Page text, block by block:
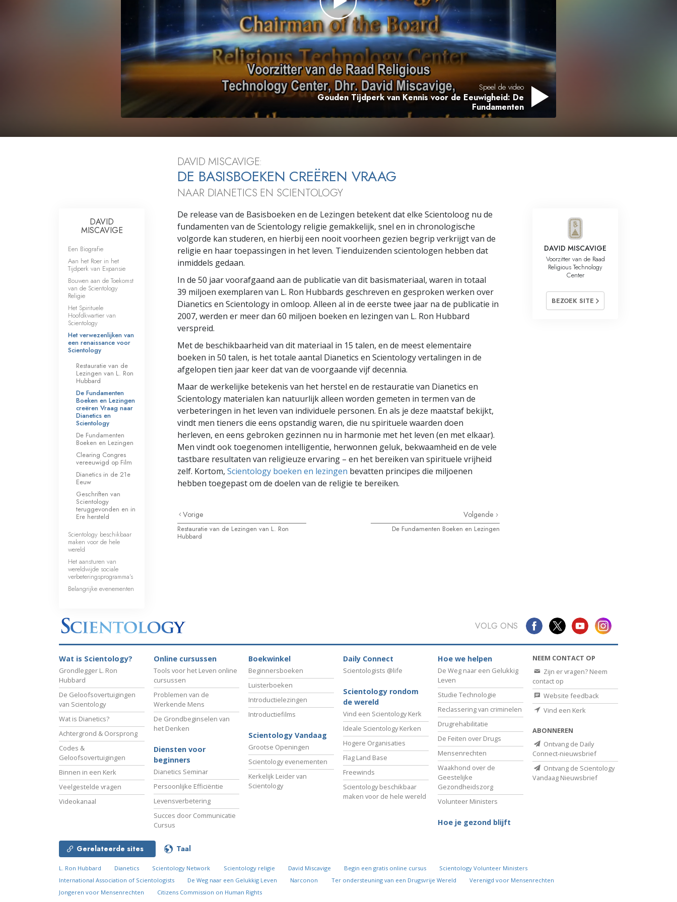
Wat is Grootheid?
Oplossingen voor het Drugsprobleem
Kinderen
Hulpmiddelen bij het Dagelijks Werk
Ethiek en de Condities
De Oorzaak van Onderdrukking
Feitenonderzoek
De Grondbeginselen van Organiseren
Speel de video
Gouden Tijdperk van Kennis voor de Eeuwigheid: De
Fundamenten
DAVID MISCAVIGE:
DE BASISBOEKEN CREËREN VRAAG
NAAR DIANETICS EN SCIENTOLOGY
De release van de Basisboeken en de Lezingen betekent dat elke Scientoloog nu de
fundamenten van de Scientology religie gemakkelijk, snel en in chronologische
volgorde kan studeren, en hierbij een nooit voorheen gezien begrip verkrijgt van de
religie en haar toepassingen in het leven. Tienduizenden scientologen hebben dat
inmiddels gedaan.
In de 50 jaar voorafgaand aan de publicatie van dit basismateriaal, waren in totaal
39 miljoen exemplaren van L. Ron Hubbards geschreven en gesproken werken over
Dianetics en Scientology in omloop. Alleen al in de eerste twee jaar na de publicatie in
2007, werden er meer dan 60 miljoen boeken en lezingen van L. Ron Hubbard
verspreid.
Met de beschikbaarheid van dit materiaal in 15 talen, en de meest elementaire
boeken in 50 talen, is het totale aantal Dianetics en Scientology vertalingen in de
afgelopen tien jaar keer dat van de voorgaande vijf decennia.
Maar de werkelijke betekenis van het herstel en de restauratie van Dianetics en
Scientology materialen kan natuurlijk alleen worden gemeten in termen van de
verbeteringen in het leven van individuele personen. En als je deze maatstaf bekijkt,
vindt men tieners die eens opstandig waren, die nu spirituele waarden doen
herleven, en eens gebroken gezinnen nu in harmonie met het leven (en met elkaar).
Men vindt ook toegenomen intelligentie, herwonnen geluk, bekwaamheid en de vele
tastbare resultaten van religieuze ervaring – en het bereiken van spirituele vrijheid
zelf. Kortom, Scientology boeken en lezingen bevatten principes die miljoenen
hebben toegepast om de doelen van de religie te bereiken.
Vorige
Restauratie van de Lezingen van L. Ron
Hubbard
Volgende
De Fundamenten Boeken en Lezingen
DAVID
MISCAVIGE
Een Biografie
Aan het Roer in het
Tijdperk van Expansie
Bouwen aan de Toekomst
van de Scientology
Religie
Het Spirituele
Hoofdkwartier van
Scientology
Het verwezenlijken van
een renaissance voor
Scientology
Restauratie van de
Lezingen van L. Ron
Hubbard
De Fundamenten
Boeken en Lezingen
creëren Vraag naar
Dianetics en
Scientology
De Fundamenten
Boeken en Lezingen
Clearing Congres
vereeuwigd op Film
Dianetics in de 21e
Eeuw
Geschriften van
Scientology
teruggevonden en in
Ere hersteld
Scientology beschikbaar
maken voor de hele
wereld
Het aansturen van
wereldwijde sociale
verbeteringsprogramma’s
Belangrijke evenementen
DAVID MISCAVIGE
Voorzitter van de Raad
Religious Technology
Center
BEZOEK SITE
VOLG ONS
Wat is Scientology?
Grondlegger L. Ron
Hubbard
De Geloofsovertuigingen
van Scientology
Wat is Dianetics?
Achtergrond & Oorsprong
Codes &
Geloofsovertuigingen
Binnen in een Kerk
Veelgestelde vragen
Videokanaal
Online cursussen
Tools voor het Leven online
cursussen
Problemen van de
Werkende Mens
De Grondbeginselen van
het Denken
Diensten voor
beginners
Dianetics Seminar
Persoonlijke Efficiëntie
Levensverbetering
Succes door Communicatie
Cursus
Boekwinkel
Beginnersboeken
Luisterboeken
Introductielezingen
Introductiefilms
Scientology Vandaag
Grootse Openingen
Scientology evenementen
Kerkelijk Leider van
Scientology
Daily Connect
Scientologists @life
Scientology rondom
de wereld
Vind een Scientology Kerk
Ideale Scientology Kerken
Hogere Organisaties
Flag Land Base
Freewinds
Scientology beschikbaar
maken voor de hele wereld
Hoe we helpen
De Weg naar een Gelukkig
Leven
Studie Technologie
Reclassering van criminelen
Drugrehabilitatie
De Feiten over Drugs
Mensenrechten
Waakhond over de
Geestelijke
Gezondheidszorg
Volunteer Ministers
Hoe je gezond blijft
NEEM CONTACT OP
Zijn er vragen? Neem
contact op
Website feedback
Vind een Kerk
ABONNEREN
Ontvang de Daily
Connect-nieuwsbrief
Ontvang de Scientology
Vandaag Nieuwsbrief
Gerelateerde sites Taal
L. Ron Hubbard Dianetics Scientology Network Scientology religie David Miscavige Begin een gratis online cursus
Scientology Volunteer Ministers
International Association of Scientologists
De Weg naar een Gelukkig Leven Narconon Ter ondersteuning van een Drugsvrije Wereld
Verenigd voor Mensenrechten
Jongeren voor Mensenrechten
Citizens Commission on Human Rights